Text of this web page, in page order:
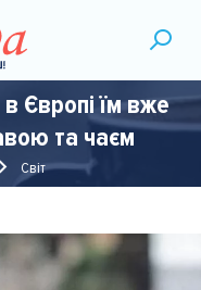
Європі їм вже
та чаєм
Світ